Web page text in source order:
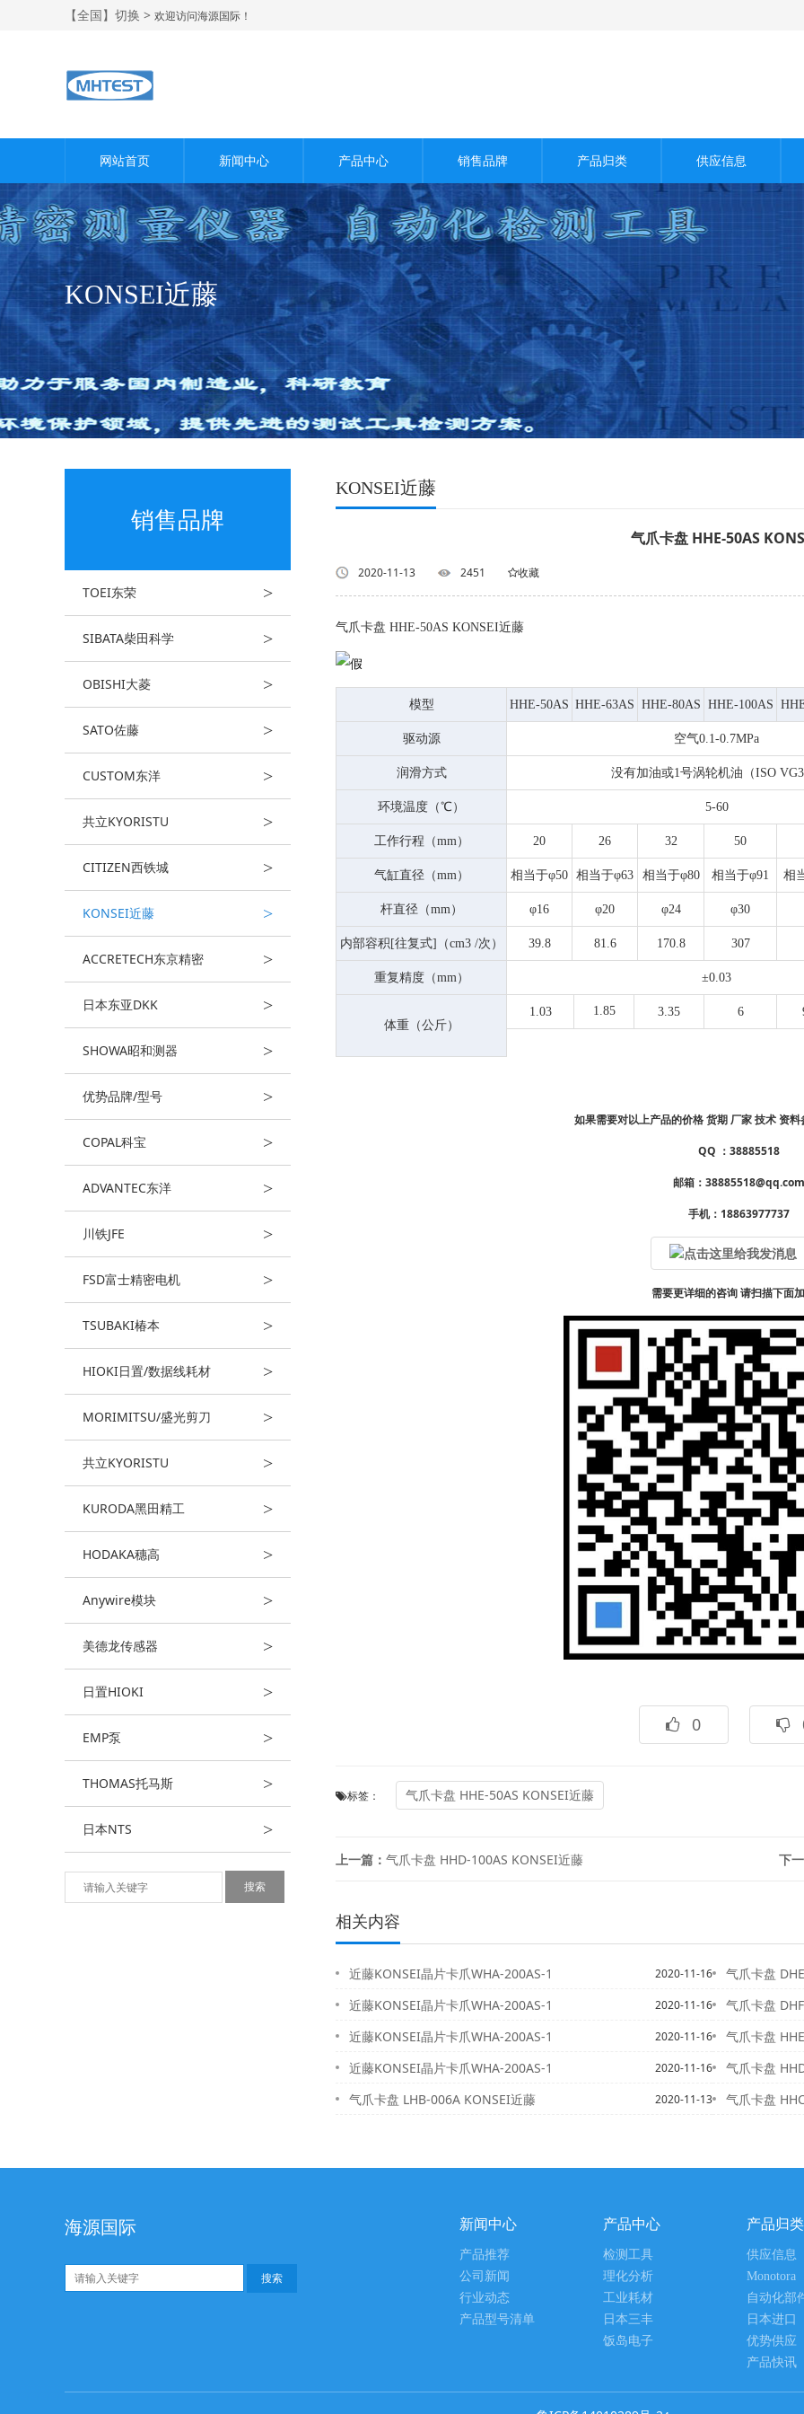
【全国】切换 > 欢迎访问海源国际！
网站首页 新闻中心 产品中心 销售品牌 产品归类 供应信息
KONSEI近藤
销售品牌
TOEI东荣 >
SIBATA柴田科学 >
OBISHI大菱 >
SATO佐藤 >
CUSTOM东洋 >
共立KYORISTU >
CITIZEN西铁城 >
KONSEI近藤 >
ACCRETECH东京精密 >
日本东亚DKK >
SHOWA昭和测器 >
优势品牌/型号 >
COPAL科宝 >
ADVANTEC东洋 >
川铁JFE >
FSD富士精密电机 >
TSUBAKI椿本 >
HIOKI日置/数据线耗材 >
MORIMITSU/盛光剪刀 >
共立KYORISTU >
KURODA黑田精工 >
HODAKA穗高 >
Anywire模块 >
美德龙传感器 >
日置HIOKI >
EMP泵 >
THOMAS托马斯 >
日本NTS >
KONSEI近藤
气爪卡盘 HHE-50AS
2020-11-13 2451 收藏
气爪卡盘 HHE-50AS KONSEI近藤
模型 HHE-50AS HHE-63AS HHE-80AS HHE-100AS
驱动源 空气0.1-0.7MPa
润滑方式 没有加油或1号涡轮机油（ISO
环境温度（℃） 5-60
工作行程（mm） 20 26 32 50
气缸直径（mm） 相当于φ50 相当于φ63 相当于φ80 相当于φ91 相
杆直径（mm） φ16 φ20 φ24 φ30
内部容积[往复式]（cm3 /次） 39.8 81.6 170.8 307
重复精度（mm） ±0.03
体重（公斤）
1.03 1.85 3.35 6
如果需要对以上产品的价格 货期 厂家 技术 资
QQ ：38885518
邮箱：38885518@qq.com
手机：18863977737
需要更详细的咨询 请扫描下面
0
标签： 气爪卡盘 HHE-50AS KONSEI近藤
上一篇： 气爪卡盘 HHD-100AS KONSEI近藤 下
相关内容
近藤KONSEI晶片卡爪WHA-200AS-1 2020-11-16
近藤KONSEI晶片卡爪WHA-200AS-1 2020-11-16
近藤KONSEI晶片卡爪WHA-200AS-1 2020-11-16
近藤KONSEI晶片卡爪WHA-200AS-1 2020-11-16
气爪卡盘 LHB-006A KONSEI近藤 2020-11-13
气爪卡盘
气爪卡盘
气爪卡盘
气爪卡盘
气爪卡盘
海源国际 新闻中心
产品推荐
公司新闻
行业动态
产品型号清单
产品中心
检测工具
理化分析
工业耗材
日本三丰
饭岛电子
产品归类
供应信息
Monotora
自动化部
日本进口
优势供应
产品快讯